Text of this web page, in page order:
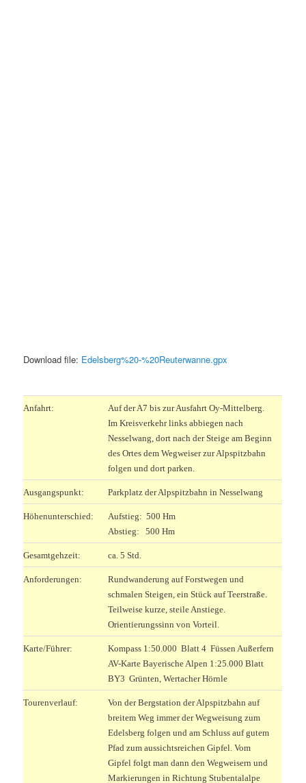
Download file: Edelsberg%20-%20Reuterwanne.gpx
Anfahrt:
Auf der A7 bis zur Ausfahrt Oy-Mittelberg.
Im Kreisverkehr links abbiegen nach
Nesselwang, dort nach der Steige am Beginn
des Ortes dem Wegweiser zur Alpspitzbahn
folgen und dort parken.
Ausgangspunkt: Parkplatz der Alpspitzbahn in Nesselwang
Höhenunterschied:
Aufstieg: 500 Hm
Abstieg: 500 Hm
Gesamtgehzeit: ca. 5 Std.
Anforderungen:
Rundwanderung auf Forstwegen und
schmalen Steigen, ein Stück auf Teerstraße.
Teilweise kurze, steile Anstiege.
Orientierungssinn von Vorteil.
Karte/Führer:
Kompass 1:50.000 Blatt 4 Füssen Außerfern
AV-Karte Bayerische Alpen 1:25.000 Blatt
BY3 Grünten, Wertacher Hörnle
Tourenverlauf:
Von der Bergstation der Alpspitzbahn auf
breitem Weg immer der Wegweisung zum
Edelsberg folgen und am Schluss auf gutem
Pfad zum aussichtsreichen Gipfel. Vom
Gipfel folgt man dann den Wegweisern und
Markierungen in Richtung Stubentalalpe